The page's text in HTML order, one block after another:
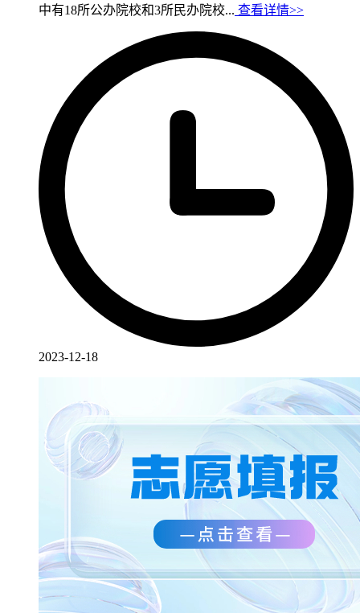
中有18所公办院校和3所民办院校... 查看详情>>
2023-12-18